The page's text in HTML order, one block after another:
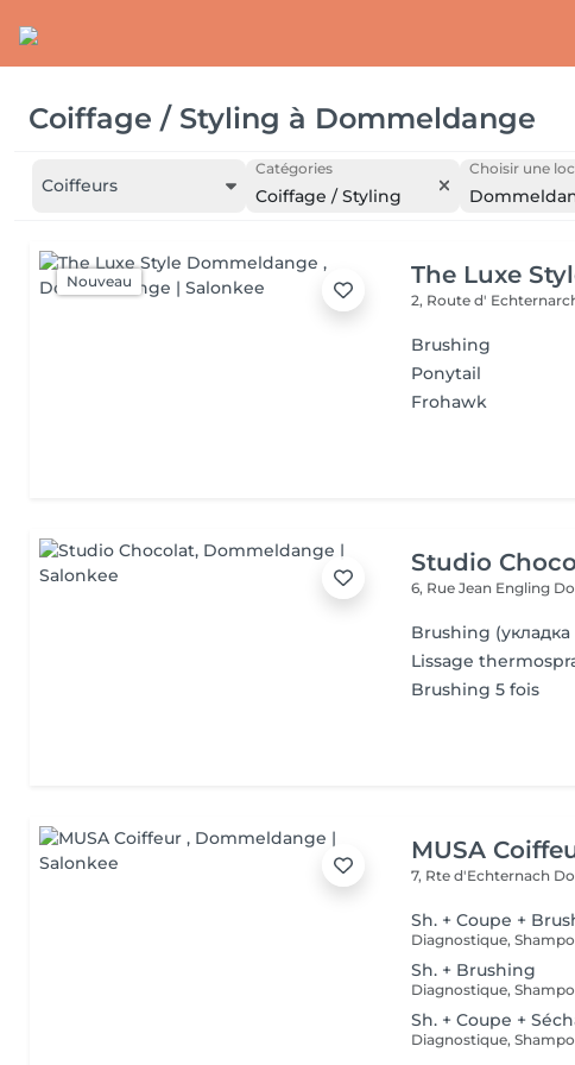
Coiffage / Styling à Dommeldange
Coiffeurs
Catégories
Coiffage / Styling
Choisir une
Nouveau The Luxe
2, Route d'
Brushing
Ponytail
Frohawk
Studio
6, Rue Jean Engling
Brushing (укладка
Lissage
Brushing 5 fois
MUSA
7, Rte d'Echternach
Sh. + Coupe +
Sh. + Brushing
Sh. + Coupe +